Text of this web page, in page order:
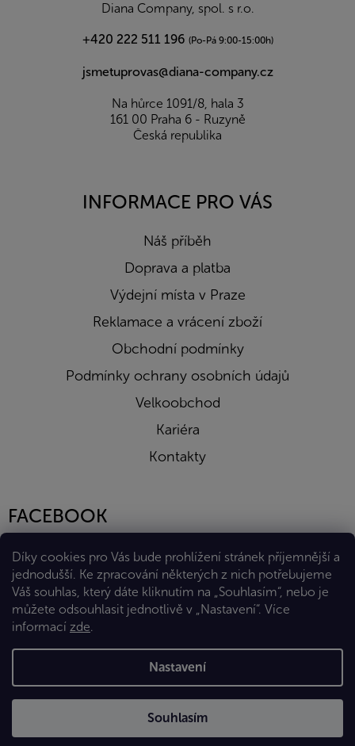
Díky cookies pro Vás bude prohlížení stránek příjemnější a
jednodušší. Ke zpracování některých z nich potřebujeme
Váš souhlas, který dáte kliknutím na „Souhlasím“, nebo je
můžete odsouhlasit jednotlivě v „Nastavení“. Více
informací zde.
Nastavení
Souhlasím
Diana Company, spol. s r.o.
+420 222 511 196 (Po-Pá 9:00-15:00h)
jsmetuprovas@diana-company.cz
Na hůrce 1091/8, hala 3
161 00 Praha 6 - Ruzyně
Česká republika
INFORMACE PRO VÁS
Náš příběh
Doprava a platba
Výdejní místa v Praze
Reklamace a vrácení zboží
Obchodní podmínky
Podmínky ochrany osobních údajů
Velkoobchod
Kariéra
Kontakty
FACEBOOK
Vytvořil Shoptet Premium
Copyright 2026Eshop Diana Company, spol. s r.o.. Všechna
práva vyhrazena.